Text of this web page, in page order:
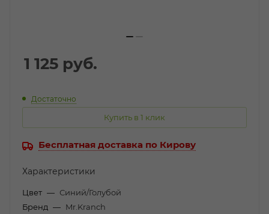
1 125 руб.
Достаточно
Купить в 1 клик
Бесплатная доставка по Кирову
Характеристики
Цвет — Синий/Голубой
Бренд — Mr.Kranch